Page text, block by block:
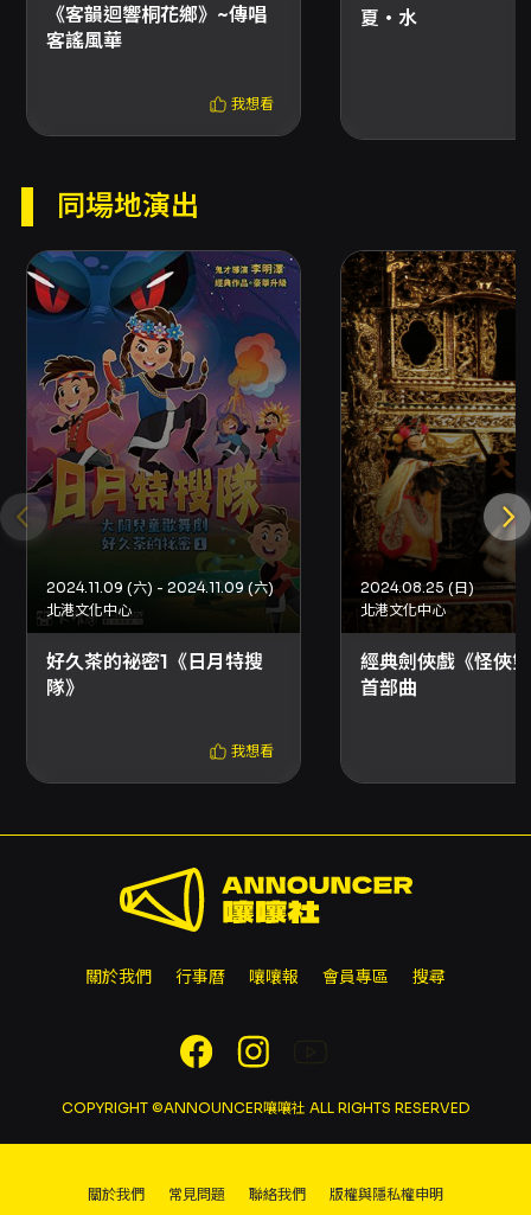
《客韻迴響桐花鄉》~傳唱
客謠風華
我想看
夏・水
同場地演出
2024.11.09 (六) - 2024.11.09 (六)
北港文化中心
好久茶的祕密1《日月特搜
隊》
我想看
2024.08.25 (日)
北港文化中心
經典劍俠戲《怪俠
首部曲
關於我們 行事曆 嚷嚷報 會員專區 搜尋
COPYRIGHT ©ANNOUNCER嚷嚷社 ALL RIGHTS RESERVED
關於我們 常見問題 聯絡我們 版權與隱私權申明